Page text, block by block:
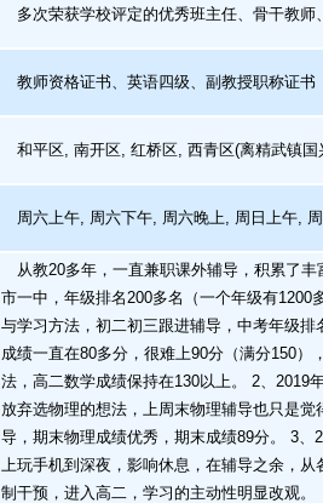
多次荣获学校评定的优秀班主任、骨干教师
教师资格证书、英语四级、副教授职称证书
和平区, 南开区, 红桥区, 西青区(离精武镇国
周六上午, 周六下午, 周六晚上, 周日上午,
从教20多年，一直兼职课外辅导，积累了丰
市一中，年级排名200多名（一个年级有
与学习方法，初二初三跟进辅导，中考年级
成绩一直在80多分，很难上90分（满分150
法，高二数学成绩保持在130以上。 2、2019
放弃选物理的想法，上周末物理辅导也只是
导，期末物理成绩优秀，期末成绩89分。 3
上玩手机到深夜，影响休息，在辅导之余，
制干预，进入高二，学习的主动性明显改观。